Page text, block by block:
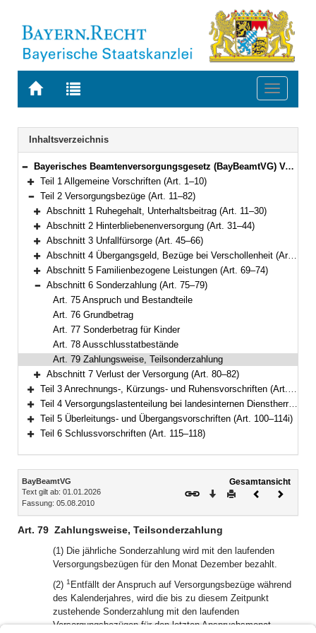
Zur
BAYERN.RECHT
Zur
letzten
Suche
Toggle
Navigation
Inhaltsverzeichnis
Bereich reduzieren
Bayerisches Beamtenversorgungsgesetz (BayBeamtVG) Vom 5. August 2010 (GVBl. S. 410, 528, 764) BayRS 2033-1-1-F (Art. 1–118)
Bereich erweitern
Teil 1 Allgemeine Vorschriften (Art. 1–10)
Bereich reduzieren
Teil 2 Versorgungsbezüge (Art. 11–82)
Bereich erweitern
Abschnitt 1 Ruhegehalt, Unterhaltsbeitrag (Art. 11–30)
Bereich erweitern
Abschnitt 2 Hinterbliebenenversorgung (Art. 31–44)
Bereich erweitern
Abschnitt 3 Unfallfürsorge (Art. 45–66)
Bereich erweitern
Abschnitt 4 Übergangsgeld, Bezüge bei Verschollenheit (Art. 67–68)
Bereich erweitern
Abschnitt 5 Familienbezogene Leistungen (Art. 69–74)
Bereich reduzieren
Abschnitt 6 Sonderzahlung (Art. 75–79)
Art. 75 Anspruch und Bestandteile
Art. 76 Grundbetrag
Art. 77 Sonderbetrag für Kinder
Art. 78 Ausschlusstatbestände
Art. 79 Zahlungsweise, Teilsonderzahlung
Bereich erweitern
Abschnitt 7 Verlust der Versorgung (Art. 80–82)
Bereich erweitern
Teil 3 Anrechnungs-, Kürzungs- und Ruhensvorschriften (Art. 83–93)
Bereich erweitern
Teil 4 Versorgungslastenteilung bei landesinternen Dienstherrenwechseln (Art. 94–99a)
Bereich erweitern
Teil 5 Überleitungs- und Übergangsvorschriften (Art. 100–114i)
Teil 6 Schlussvorschriften (Art. 115–118)
Inhalt
BayBeamtVG
Text gilt ab: 01.01.2026
Fassung: 05.08.2010
Gesamtansicht
Download
DruckenVorheriges
Art. 79 Zahlungsweise, Teilsonderzahlung
(1) Die jährliche Sonderzahlung wird mit den laufenden
Versorgungsbezügen für den Monat Dezember bezahlt.
(2) 1 Entfällt der Anspruch auf Versorgungsbezüge während
des Kalenderjahres, wird die bis zu diesem Zeitpunkt
zustehende Sonderzahlung mit den laufenden
Versorgungsbezügen für den letzten Anspruchsmonat